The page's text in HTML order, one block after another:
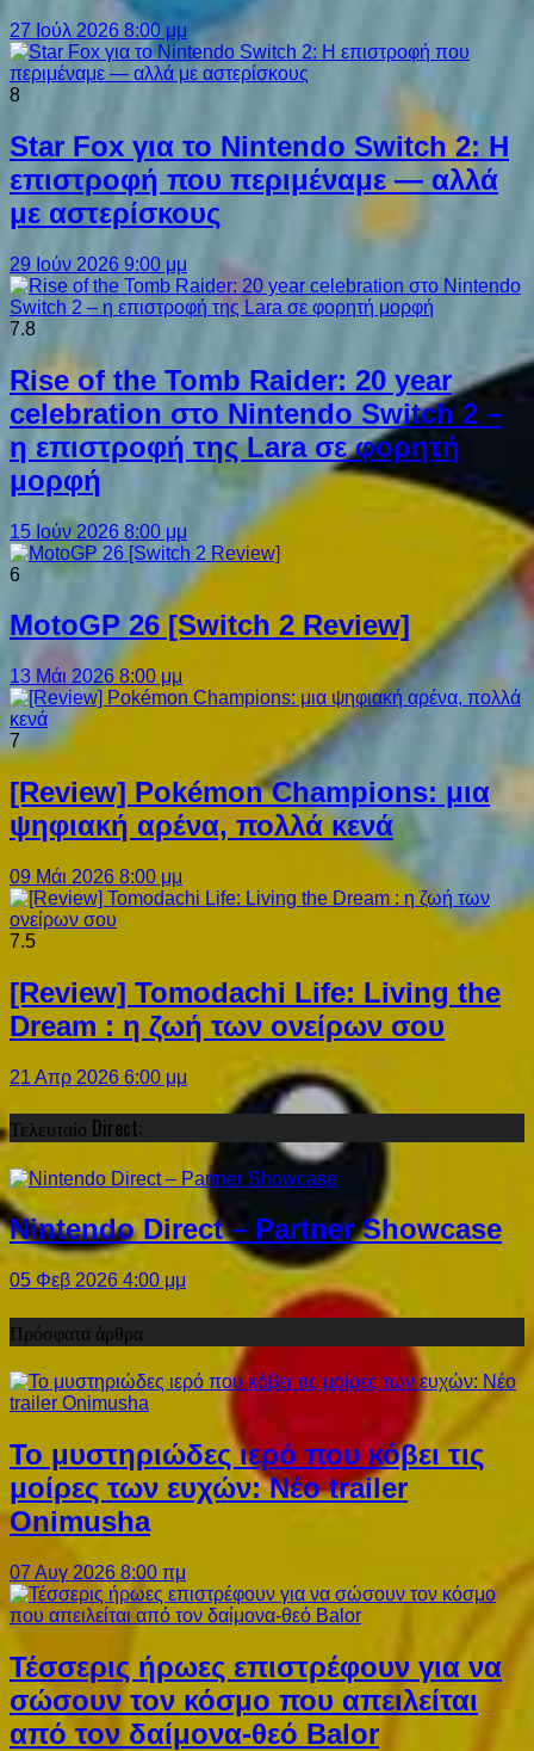
27 Ιούλ 2026 8:00 μμ
8
Star Fox για το Nintendo Switch 2: Η
επιστροφή που περιμέναμε — αλλά
με αστερίσκους
29 Ιούν 2026 9:00 μμ
7.8
Rise of the Tomb Raider: 20 year
celebration στο Nintendo Switch 2 –
η επιστροφή της Lara σε φορητή
μορφή
15 Ιούν 2026 8:00 μμ
6
MotoGP 26 [Switch 2 Review]
13 Μάι 2026 8:00 μμ
7
[Review] Pokémon Champions: μια
ψηφιακή αρένα, πολλά κενά
09 Μάι 2026 8:00 μμ
7.5
[Review] Tomodachi Life: Living the
Dream : η ζωή των ονείρων σου
21 Απρ 2026 6:00 μμ
Τελευταίο Direct:
Nintendo Direct – Partner Showcase
05 Φεβ 2026 4:00 μμ
Πρόσφατα άρθρα
Το μυστηριώδες ιερό που κόβει τις
μοίρες των ευχών: Νέο trailer
Onimusha
07 Αυγ 2026 8:00 πμ
Τέσσερις ήρωες επιστρέφουν για να
σώσουν τον κόσμο που απειλείται
από τον δαίμονα-θεό Balor